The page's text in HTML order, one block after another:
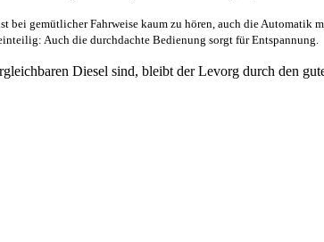
bei gemütlicher Fahrweise kaum zu hören, auch die Automatik
Auch die durchdachte Bedienung sorgt für Entspannung.
Diesel sind, bleibt der Levorg durch den